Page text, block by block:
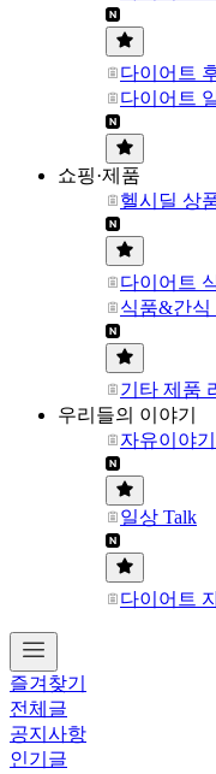
다이어트
다이어트
쇼핑·제품
헬시딜 상
다이어트
식품&간식
기타 제품
우리들의 이야기
자유이야
일상 Talk
다이어트
즐겨찾기
전체글
공지사항
인기글